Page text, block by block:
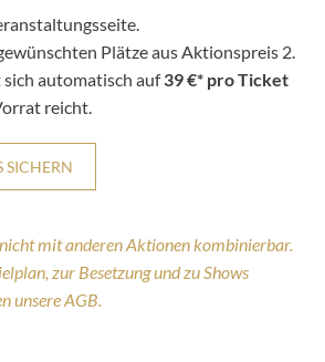
Plätze aus Aktionspreis 2.
automatisch auf39 €* pro Ticket
reicht.
SICHERN
mit anderen Aktionen kombinierbar.
zur Besetzung und zu Shows
unsere AGB.